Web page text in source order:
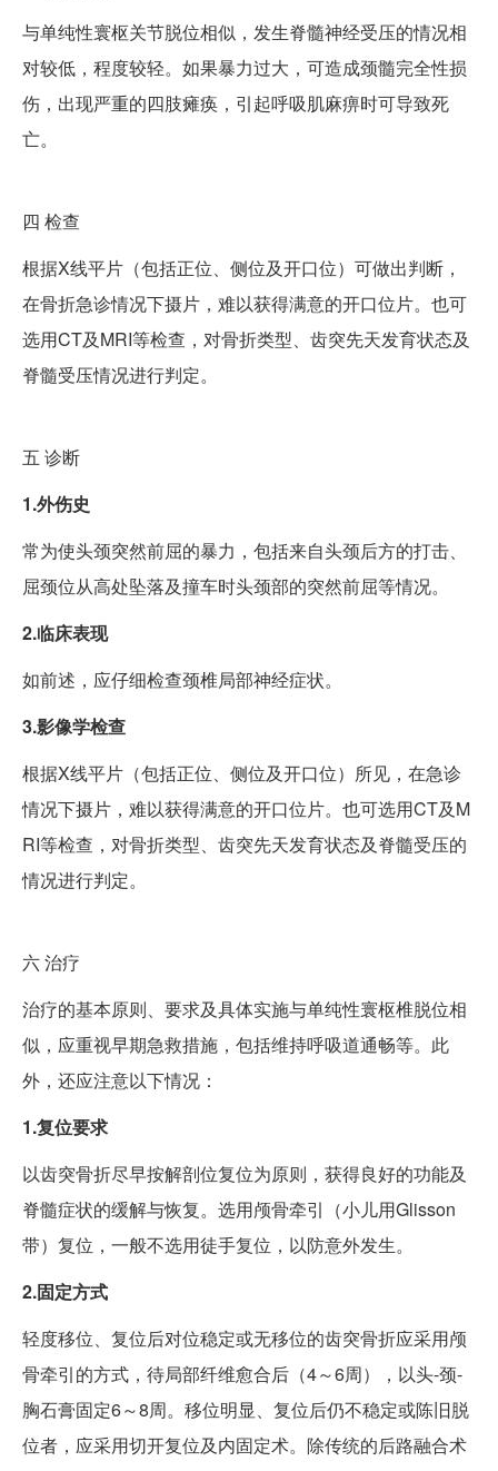
与单纯性寰枢关节脱位相似，发生脊髓神经受压的情况相
对较低，程度较轻。如果暴力过大，可造成颈髓完全性损
伤，出现严重的四肢瘫痪，引起呼吸肌麻痹时可导致死
亡。
四 检查
根据X线平片（包括正位、侧位及开口位）可做出判断，
在骨折急诊情况下摄片，难以获得满意的开口位片。也可
选用CT及MRI等检查，对骨折类型、齿突先天发育状态及
脊髓受压情况进行判定。
五 诊断
1.外伤史
常为使头颈突然前屈的暴力，包括来自头颈后方的打击、
屈颈位从高处坠落及撞车时头颈部的突然前屈等情况。
2.临床表现
如前述，应仔细检查颈椎局部神经症状。
3.影像学检查
根据X线平片（包括正位、侧位及开口位）所见，在急诊
情况下摄片，难以获得满意的开口位片。也可选用CT及M
RI等检查，对骨折类型、齿突先天发育状态及脊髓受压的
情况进行判定。
六治疗
治疗的基本原则、要求及具体实施与单纯性寰枢椎脱位相
似，应重视早期急救措施，包括维持呼吸道通畅等。此
外，还应注意以下情况：
1.复位要求
以齿突骨折尽早按解剖位复位为原则，获得良好的功能及
脊髓症状的缓解与恢复。选用颅骨牵引（小儿用Glisson
带）复位，一般不选用徒手复位，以防意外发生。
2.固定方式
轻度移位、复位后对位稳定或无移位的齿突骨折应采用颅
骨牵引的方式，待局部纤维愈合后（4～6周），以头-颈-
胸石膏固定6～8周。移位明显、复位后仍不稳定或陈旧脱
位者，应采用切开复位及内固定术。除传统的后路融合术